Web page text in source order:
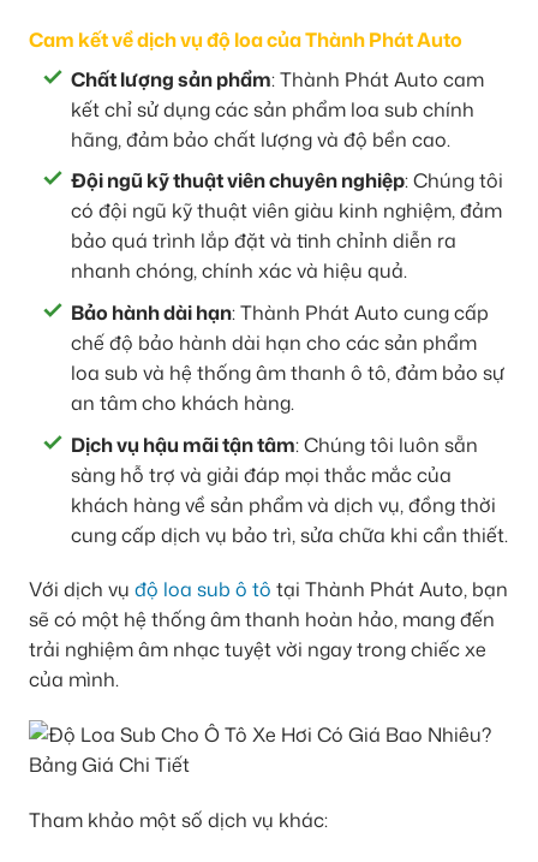
Cam kết về dịch vụ độ loa của Thành Phát Auto
Chất lượng sản phẩm: Thành Phát Auto cam
kết chỉ sử dụng các sản phẩm loa sub chính
hãng, đảm bảo chất lượng và độ bền cao.
Đội ngũ kỹ thuật viên chuyên nghiệp: Chúng tôi
có đội ngũ kỹ thuật viên giàu kinh nghiệm, đảm
bảo quá trình lắp đặt và tinh chỉnh diễn ra
nhanh chóng, chính xác và hiệu quả.
Bảo hành dài hạn: Thành Phát Auto cung cấp
chế độ bảo hành dài hạn cho các sản phẩm
loa sub và hệ thống âm thanh ô tô, đảm bảo sự
an tâm cho khách hàng.
Dịch vụ hậu mãi tận tâm: Chúng tôi luôn sẵn
sàng hỗ trợ và giải đáp mọi thắc mắc của
khách hàng về sản phẩm và dịch vụ, đồng thời
cung cấp dịch vụ bảo trì, sửa chữa khi cần thiết.
Với dịch vụ độ loa sub ô tô tại Thành Phát Auto, bạn
sẽ có một hệ thống âm thanh hoàn hảo, mang đến
trải nghiệm âm nhạc tuyệt vời ngay trong chiếc xe
của mình.
Tham khảo một số dịch vụ khác: